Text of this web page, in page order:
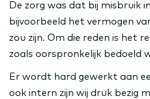
De zorg was dat bij misbruik
bijvoorbeeld het vermogen
zou zijn. Om die reden is het
zoals oorspronkelijk bedoeld
Er wordt hard gewerkt aan
ook intern zijn wij druk bezig